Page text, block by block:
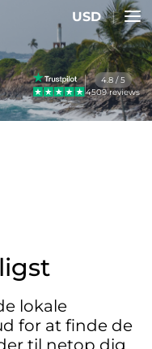
USD
4.8 / 5
4509 reviews
lokale
for at finde de
til netop dig